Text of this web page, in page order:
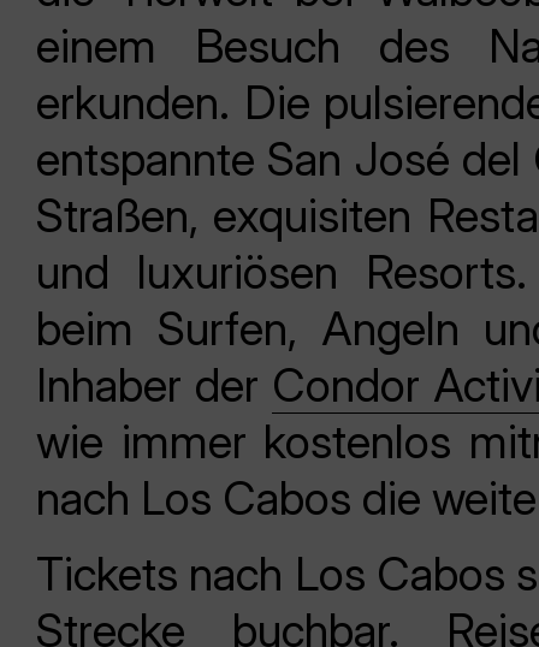
einem Besuch des
erkunden. Die
entspannte San José
Straßen, exquisiten
und luxuriösen
beim Surfen, Angeln
Inhaber der Condor
wie immer kostenlos
nach Los Cabos die
Tickets nach Los Cabos
Strecke buchbar.